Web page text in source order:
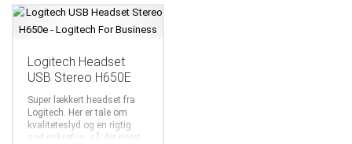
Logitech Headset
USB Stereo H650E
Super lækkert headset fra
Logitech. Her er tale om
kvaliteteslyd og en rigtig
god mikrofon, så det nemt